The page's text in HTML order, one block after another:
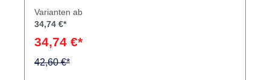
Varianten ab
34,74 €*
34,74 €*
42,60 €*